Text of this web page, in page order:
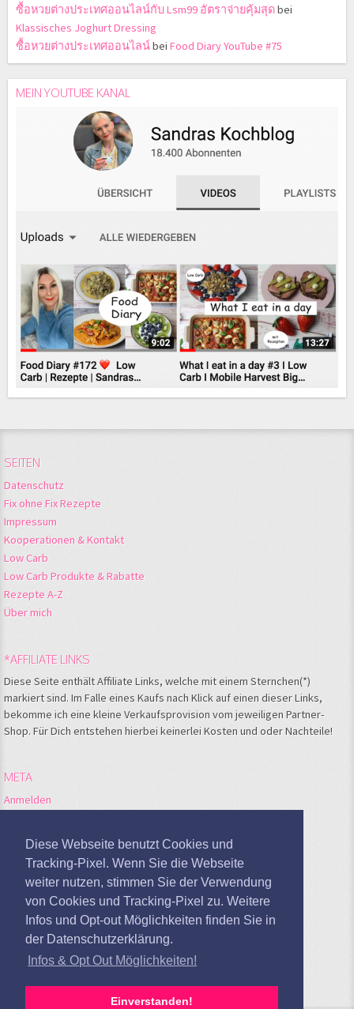
Diese Webseite benutzt Cookies und
Tracking-Pixel. Wenn Sie die Webseite
weiter nutzen, stimmen Sie der Verwendung
von Cookies und Tracking-Pixel zu. Weitere
Infos und Opt-out Möglichkeiten finden Sie in
der Datenschutzerklärung.
Infos & Opt Out Möglichkeiten!
Einverstanden!
ซื้อหวยต่างประเทศออนไลน์กับ Lsm99 อัตราจ่ายคุ้มสุดbei
Klassisches Joghurt Dressing
ซื้อหวยต่างประเทศออนไลน์bei Food Diary YouTube #75
MEIN YOUTUBE KANAL
SEITEN
Datenschutz
Fix ohne Fix Rezepte
Impressum
Kooperationen & Kontakt
Low Carb
Low Carb Produkte & Rabatte
Rezepte A-Z
Über mich
*AFFILIATE LINKS
Diese Seite enthält Affiliate Links, welche mit einem Sternchen(*)
markiert sind. Im Falle eines Kaufs nach Klick auf einen dieser Links,
bekomme ich eine kleine Verkaufsprovision vom jeweiligen Partner-
Shop. Für Dich entstehen hierbei keinerlei Kosten und oder Nachteile!
META
Anmelden
Kommentare-Feed
Google Analytics deaktivieren